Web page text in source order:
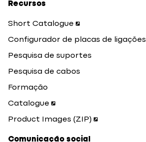
Recursos
Short Catalogue
Configurador de placas de ligações
Pesquisa de suportes
Pesquisa de cabos
Formação
Catalogue
Product Images (ZIP)
Comunicação social